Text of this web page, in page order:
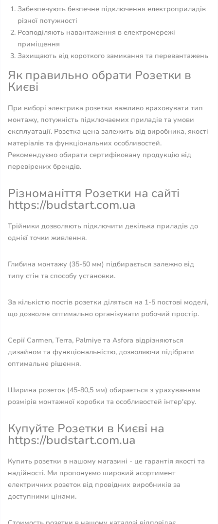
Забезпечують безпечне підключення електроприладів
різної потужності
Розподіляють навантаження в електромережі
приміщення
Захищають від короткого замикання та перевантажень
Як правильно обрати Розетки в
Києві
При виборі электрика розетки важливо враховувати тип
монтажу, потужність підключаемих приладів та умови
експлуатації. Розетка цена залежить від виробника, якості
матеріалів та функціональних особливостей.
Рекомендуємо обирати сертифіковану продукцію від
перевірених брендів.
Різноманіття Розетки на сайті
https://budstart.com.ua
Трійники дозволяють підключити декілька приладів до
однієї точки живлення.
Глибина монтажу (35-50 мм) підбирається залежно від
типу стін та способу установки.
За кількістю постів розетки діляться на 1-5 постові моделі,
що дозволяє оптимально організувати робочий простір.
Серії Carmen, Terra, Palmiye та Asfora відрізняються
дизайном та функціональністю, дозволяючи підібрати
оптимальне рішення.
Ширина розеток (45-80,5 мм) обирається з урахуванням
розмірів монтажної коробки та особливостей інтер'єру.
Купуйте Розетки в Києві на
https://budstart.com.ua
Купить розетки в нашому магазині - це гарантія якості та
надійності. Ми пропонуємо широкий асортимент
електричних розеток від провідних виробників за
доступними цінами.